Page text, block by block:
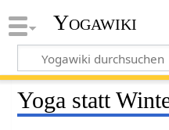
Yogawiki
Yoga statt